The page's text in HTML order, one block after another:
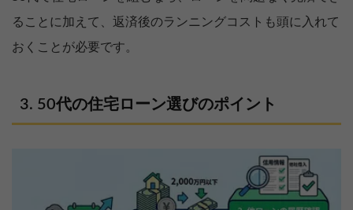
ることに加えて、返済後のランニングコストも頭に入れて
おくことが必要です。
50代の住宅ローン選びのポイント